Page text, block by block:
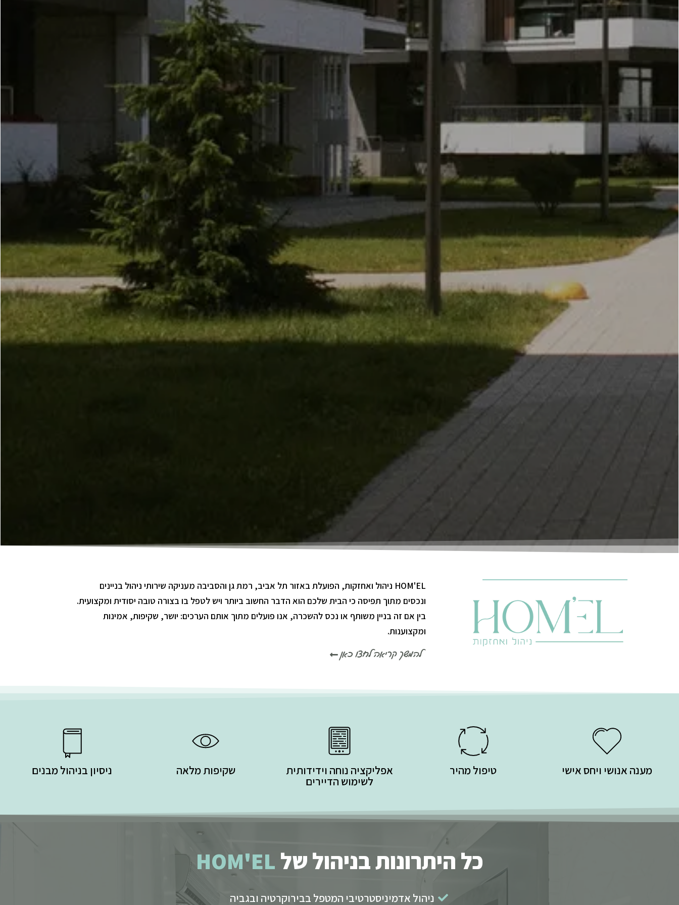
HOM'EL ניהול ואחזקות, הפועלת באזור תל אביב, רמת גן והסביבה מעניקה שירותי ניהול בניינים
ונכסים מתוך תפיסה כי הבית שלכם הוא הדבר החשוב ביותר ויש לטפל בו בצורה טובה יסודית ומקצועית.
בין אם זה בניין משותף או נכס להשכרה, אנו פועלים מתוך אותם הערכים: יושר, שקיפות, אמינות
ומקצוענות.
להמשך קריאה לחצו כאן
מענה אנושי ויחס אישי טיפול מהיר אפליקציה נוחה וידידותית
לשימוש הדיירים
שקיפות מלאה ניסיון בניהול מבנים
כל היתרונות בניהול של HOM'EL
ניהול אדמיניסטרטיבי המטפל בבירוקרטיה ובגביה